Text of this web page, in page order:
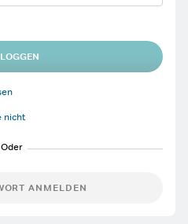
nicht
ANMELDEN